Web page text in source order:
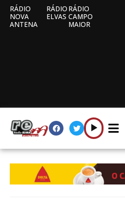
RÁDIO
NOVA
ANTENA
RÁDIO
ELVAS
RÁDIO
CAMPO
MAIOR